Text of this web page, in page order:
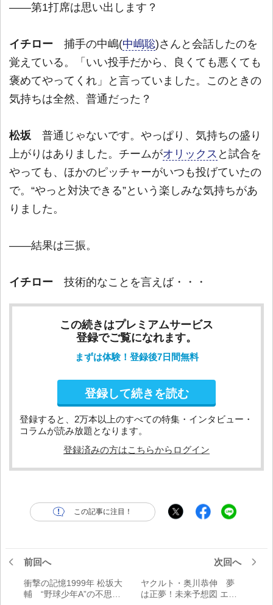
――第1打席は思い出します？
イチロー 捕手の中嶋(中嶋聡)さんと会話したのを
覚えている。「いい投手だから、良くても悪くても
褒めてやってくれ」と言っていました。このときの
気持ちは全然、普通だった？
松坂 普通じゃないです。やっぱり、気持ちの盛り
上がりはありました。チームがオリックス と試合を
やっても、ほかのピッチャーがいつも投げていたの
で。“やっと対決できる”という楽しみな気持ちがあ
りました。
――結果は三振。
イチロー 技術的なことを言えば・・・
この続きはプレミアムサービス
登録でご覧になれます。
まずは体験！登録後7日間無料
登録して続きを読む
登録すると、2万本以上のすべての特集・インタビュー・
コラムが読み放題となります。
登録済みの方はこちらからログイン
この記事に注目！
前回へ
衝撃の記憶1999年 松坂大
輔 “野球少年A”の不思議
次回へ
ヤクルト・奥川恭伸 夢
は正夢！未来予想図 エー